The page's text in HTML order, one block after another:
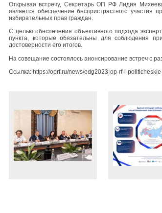
Открывая встречу, Секретарь ОП РФ Лидия
является обеспечение беспристрастного участия
избирательных прав граждан.
С целью обеспечения объективного подхода
пункта, которые обязательны для соблюдения
достоверности его итогов.
На совещание состоялось анонсирование встреч с
Ссылка: https://oprf.ru/news/edg2023-op-rf-i-